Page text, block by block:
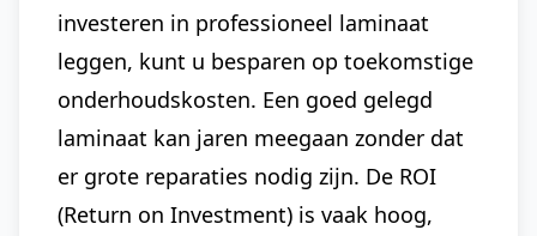
investeren in professioneel laminaat
leggen, kunt u besparen op toekomstige
onderhoudskosten. Een goed gelegd
laminaat kan jaren meegaan zonder dat
er grote reparaties nodig zijn. De ROI
(Return on Investment) is vaak hoog,